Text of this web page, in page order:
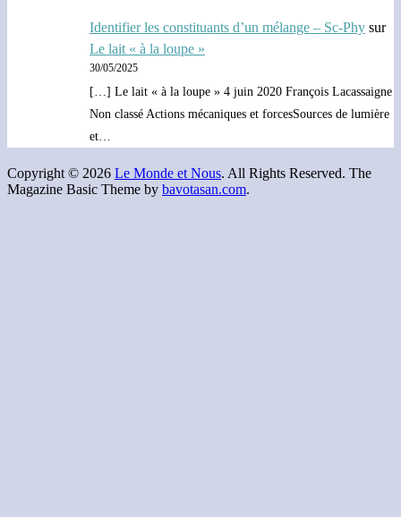
Identifier les constituants d’un mélange – Sc-Phy sur
Le lait « à la loupe »
30/05/2025
[…] Le lait « à la loupe » 4 juin 2020 François Lacassaigne
Non classé Actions mécaniques et forcesSources de lumière
et…
Copyright © 2026 Le Monde et Nous. All Rights Reserved. The
Magazine Basic Theme by bavotasan.com.